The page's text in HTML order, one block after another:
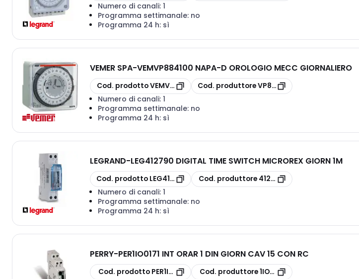
Numero di canali: 1
Programma settimanale: no
Programma 24 h: sì
VEMER SPA-VEMVP884100 NAPA-D OROLOGIO MECC GIORNALIERO
copia
Cod. prodottoVEMVP884100copia
Cod. produttoreVP884100
Numero di canali: 1
Programma settimanale: no
Programma 24 h: sì
LEGRAND-LEG412790 DIGITAL TIME SWITCH MICROREX GIORN 1M
copia
Cod. prodotto LEG412790 copia
Cod. produttore 412790
Numero di canali: 1
Programma settimanale: no
Programma 24 h: sì
PERRY-PER1IO0171 INT ORAR 1 DIN GIORN CAV 15 CON RC
copiaCod. prodotto PER1IO0171 copiaCod. produttore1IO0171